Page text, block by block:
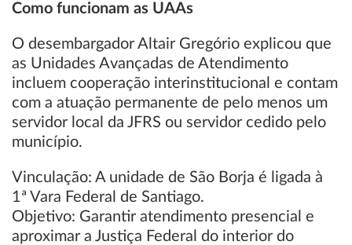
Como funcionam as UAAs
O desembargador Altair Gregório explicou que
as Unidades Avançadas de Atendimento
incluem cooperação interinstitucional e contam
com a atuação permanente de pelo menos um
servidor local da JFRS ou servidor cedido pelo
município.
Vinculação: A unidade de São Borja é ligada à
1ª Vara Federal de Santiago.
Objetivo: Garantir atendimento presencial e
aproximar a Justiça Federal do interior do